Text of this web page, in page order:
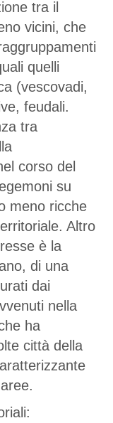
tra il
vicini, che
quelli
(vescovadi,
feudali.
tra
corso del
su
meno ricche
Altro
è la
di una
dai
nella
ha
città della